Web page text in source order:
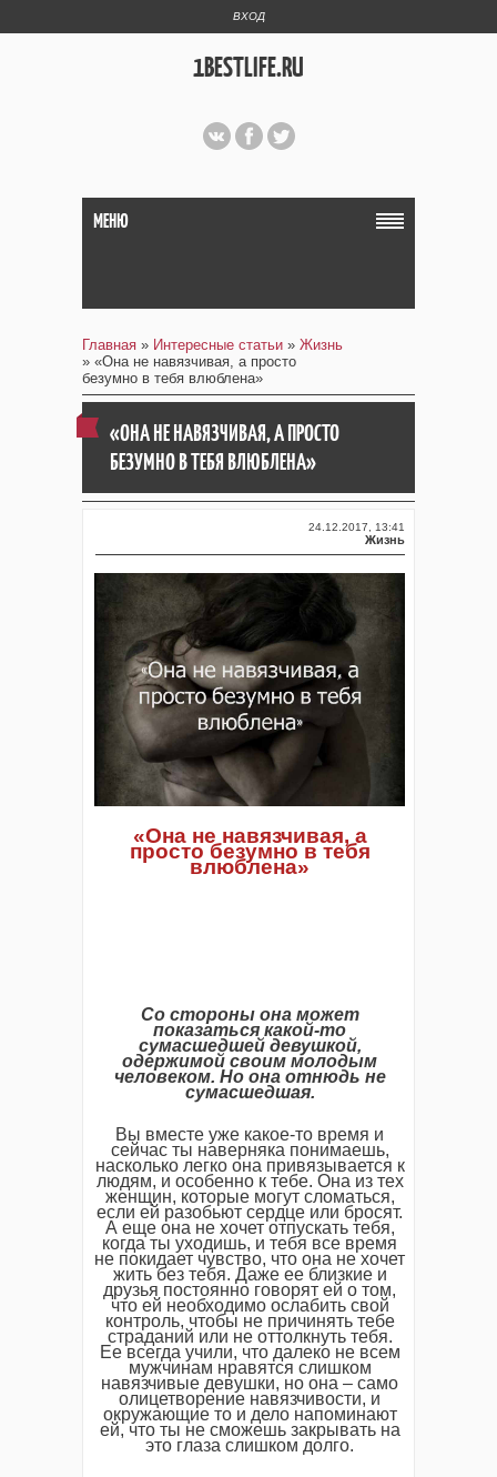
ВХОД
1BESTLIFE.RU
МЕНЮ
Главная » Интересные статьи » Жизнь
» «Она не навязчивая, а просто
безумно в тебя влюблена»
«ОНА НЕ НАВЯЗЧИВАЯ, А ПРОСТО
БЕЗУМНО В ТЕБЯ ВЛЮБЛЕНА»
24.12.2017, 13:41
Жизнь
«Она не навязчивая, а
просто безумно в тебя
влюблена»
Со стороны она может
показаться какой-то
сумасшедшей девушкой,
одержимой своим молодым
человеком. Но она отнюдь не
сумасшедшая.
Вы вместе уже какое-то время и
сейчас ты наверняка понимаешь,
насколько легко она привязывается к
людям, и особенно к тебе. Она из тех
женщин, которые могут сломаться,
если ей разобьют сердце или бросят.
А еще она не хочет отпускать тебя,
когда ты уходишь, и тебя все время
не покидает чувство, что она не хочет
жить без тебя. Даже ее близкие и
друзья постоянно говорят ей о том,
что ей необходимо ослабить свой
контроль, чтобы не причинять тебе
страданий или не оттолкнуть тебя.
Ее всегда учили, что далеко не всем
мужчинам нравятся слишком
навязчивые девушки, но она – само
олицетворение навязчивости, и
окружающие то и дело напоминают
ей, что ты не сможешь закрывать на
это глаза слишком долго.